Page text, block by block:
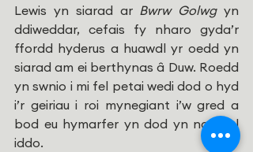
Lewis yn siarad ar Bwrw Golwg yn
ddiweddar, cefais fy nharo gyda’r
ffordd hyderus a huawdl yr oedd yn
siarad am ei berthynas â Duw. Roedd
yn swnio i mi fel petai wedi dod o hyd
i’r geiriau i roi mynegiant i’w gred a
bod eu hymarfer yn dod yn naturiol
iddo.